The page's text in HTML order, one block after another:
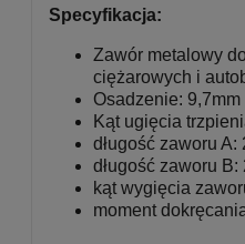
Specyfikacja:
Zawór metalowy
ciężarowych i
Osadzenie: 9,7mm
Kąt ugięcia
długość zaworu A:
długość zaworu B:
kąt wygięcia
moment